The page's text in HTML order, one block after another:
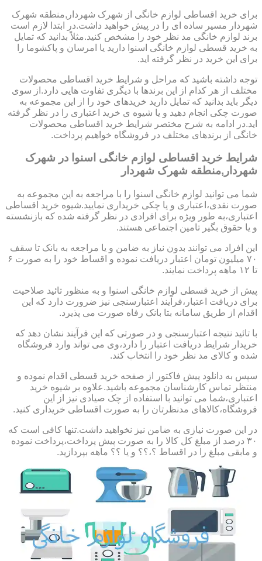
برای خرید اقساطی لوازم خانگی از شهرک شهردار,منطقه شهرک
شهردار مسیر ساده ای را در پیش خواهید داشت.در ابتدا لازم است
برند لوازم خانگی مد نظر خود را مشخص کنید.مثلاً بدانید که تمایل
به خرید قسطی لوازم خانگی اسنوا دارید یا امرسان و پاکشوما را
برای این خرید در نظر گرفته اید.
توجه داشته باشید که مراحل و شرایط خرید اقساطی محصولات
مختلف از هر کدام از این برندها با دیگری تفاوت هایی دارد.از سوی
دیگر باید بدانید که تمایل دارید خریدهای خود را از این مجموعه به
صورت چکی انجام دهید و یا شیوه ی خرید اعتباری را در نظر گرفته
اید.در ادامه به شرح مختصر شرایط خرید اقساطی محصولات
خانگی از برندهای مختلف در فروشگاه خواهیم پرداخت.
شرایط خرید اقساطی لوازم خانگی اسنوا در شهرک
شهردار,منطقه شهرک شهردار
شما می توانید لوازم خانگی اسنوا را با مراجعه به این مجموعه به
صورت نقدی،اعتباری و یا چکی خریداری نمایید.شیوه خرید اقساطی
اعتباری،به طور ویژه برای افرادی در نظر گرفته شده که بازنشسته
و یا حقوق بگیر تامین اجتماعی هستند.
این افراد می توانند بدون نیاز به ضامن و یا مراجعه به بانک تا سقف
۷۰ میلیون تومان اعتبار دریافت نموده و اقساط خود را به صورت ۶
تا ۱۲ ماهه پرداخت نمایند.
پیش از خرید قسطی لوازم خانگی اسنوا و به منظور تائید صلاحیت
برای دریافت اعتبار،فرآیند اعتبارسنجی نیز ضرورت دارد که این
اقدام از طریق سامانه بتا بانک رفاه صورت می پذیرد.
با تائید نتیجه اعتبارسنجی و در صورتی که این فرآیند نشان دهد که
خریدار شرایط دریافت اعتبار را دارد،وی می تواند وارد فروشگاه
شده و کالای مد نظر خود را انتخاب کند.
سپس به دانلود پیش فاکتور از صفحه خرید قسطی اقدام نموده و
منتظر تماس کارشناسان مجموعه باشید.علاوه بر شیوه خرید
اعتباری،شما می توانید با استفاده از چک صیادی نیز از این
فروشگاه،کالاهای مدنظرتان را به صورت اقساطی خریداری کنید.
در این صورت نیازی به ضامن نیز نخواهید داشت.تنها کافی است که
۳۰ درصد از مبلغ کل کالا را به صورت پیش پرداخت،پرداخت نموده
و مابقی مبلغ را در اقساط ؟،؟؟ و یا ؟؟ ماهه بپردازید.